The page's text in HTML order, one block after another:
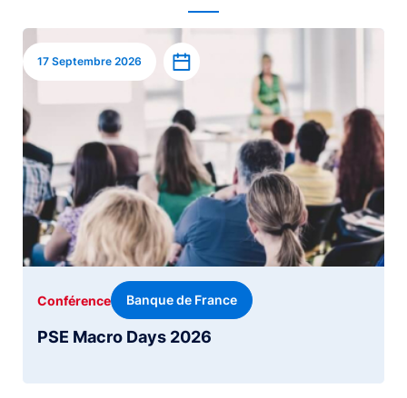
Image
17 Septembre 2026 Ajouter à l’agenda
PSE Macro Days 2026
Conférence Banque de France